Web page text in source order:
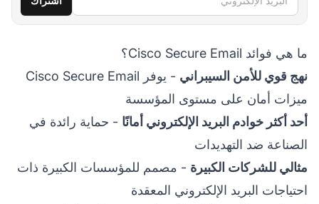
ما هي فوائد Cisco Secure Email؟
نهج قوي للأمن السيبراني
- يوفر Cisco Secure Email
ميزات أمان على مستوى المؤسسة
أحد أكثر خوادم البريد الإلكتروني أمانًا - حماية رائدة في
الصناعة ضد التهديدات
مثالي للشركات الكبيرة - مصمم للمؤسسات الكبيرة ذات
احتياجات البريد الإلكتروني المعقدة